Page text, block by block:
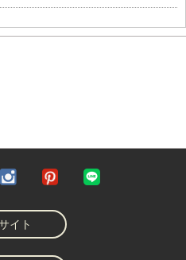
イト